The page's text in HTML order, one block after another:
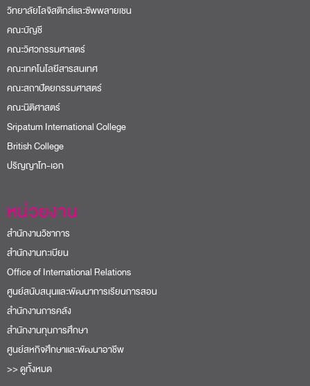
วิทยาลัยโลจิสติกส์และซัพพลายเชน
คณะบัญชี
คณะวิศวกรรมศาสตร์
คณะเทคโนโลยีสารสนเทศ
คณะสถาปัตยกรรมศาสตร์
คณะนิติศาสตร์
Sripatum International College
British College
ปริญญาโท-เอก
หน่วยงาน
สำนักงานวิชาการ
สำนักงานทะเบียน
Office of International Relations
ศูนย์สนับสนุนและพัฒนาการเรียนการสอน
สำนักงานการคลัง
สำนักงานทุนการศึกษา
ศูนย์สหกิจศึกษาและพัฒนาอาชีพ
>> ดูทั้งหมด